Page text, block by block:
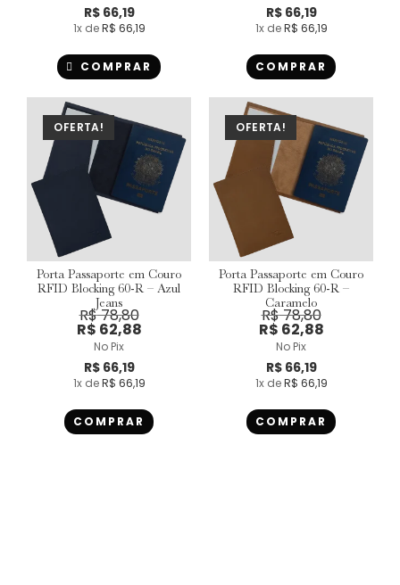
R$66,19
1x deR$ 66,19
COMPRAR
R$66,19
1x deR$ 66,19
COMPRAR
OFERTA!
Porta Passaporte em Couro
RFID Blocking 60-R – Azul
Jeans
R$78,80
R$ 62,88
No Pix
R$66,19
1x deR$ 66,19
COMPRAR
OFERTA!
Porta Passaporte em Couro
RFID Blocking 60-R –
Caramelo
R$78,80
R$ 62,88
No Pix
R$66,19
1x deR$ 66,19
COMPRAR